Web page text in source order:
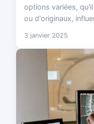
options variées,
ou d'originaux,
3 janvier 2025